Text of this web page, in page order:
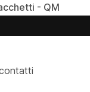
- QM